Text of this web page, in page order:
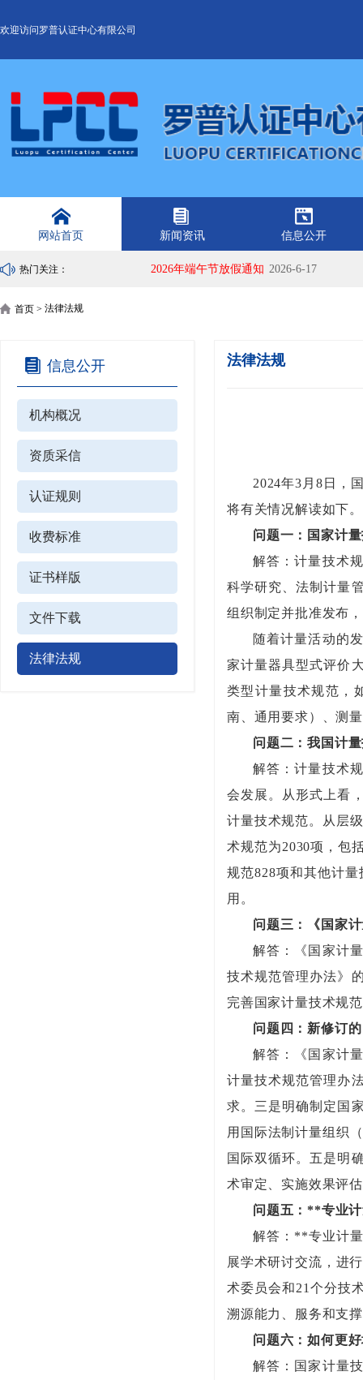
欢迎访问罗普认证中心有限公司
网站首页 新闻资讯 信息公开
热门关注： 2026年端午节放假通知 2026-6-17
首页 > 法律法规
信息公开
机构概况
资质采信
认证规则
收费标准
证书样版
文件下载
法律法规
法律法规
2024年3月8日，
将有关情况解读如下。
问题一：国家计
解答：计量技术
科学研究、法制计量
组织制定并批准发布
随着计量活动的
家计量器具型式评价
类型计量技术规范，
南、通用要求）、测
问题二：我国计
解答：计量技术
会发展。从形式上看
计量技术规范。从层
术规范为2030项，包
规范828项和其他计
用。
问题三：《国家
解答：《国家计
技术规范管理办法》
完善国家计量技术规
问题四：新修订
解答：《国家计
计量技术规范管理办
求。三是明确制定国
用国际法制计量组织
国际双循环。五是明
术审定、实施效果评
问题五：**专业
解答：**专业计
展学术研讨交流，进
术委员会和21个分技
溯源能力、服务和支
问题六：如何更
解答：国家计量